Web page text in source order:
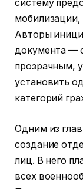
систему
Авторы
документа —
прозрачным,
установить
категорий
Одним из
создание
лиц. В него
всех